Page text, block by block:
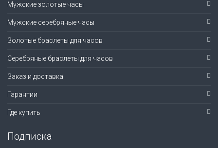
Мужские золотые часы
Мужские серебряные часы
Золотые браслеты для часов
Серебряные браслеты для часов
Заказ и доставка
Гарантии
Где купить
Подписка